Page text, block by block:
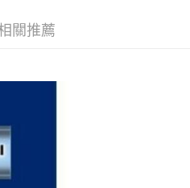
關推薦